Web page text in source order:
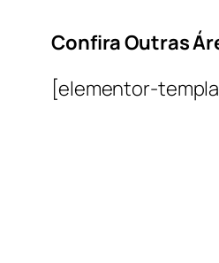
Confira Outras
[elementor-